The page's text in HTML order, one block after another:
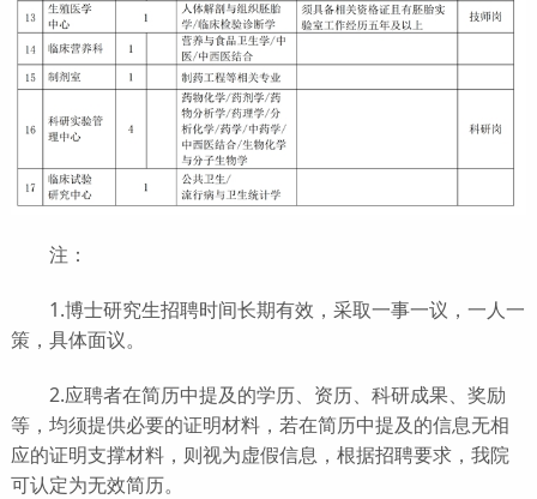
注：
1.博士研究生招聘时间长期有效，采取一事一议，一人一
策，具体面议。
2.应聘者在简历中提及的学历、资历、科研成果、奖励
等，均须提供必要的证明材料，若在简历中提及的信息无相
应的证明支撑材料，则视为虚假信息，根据招聘要求，我院
可认定为无效简历。